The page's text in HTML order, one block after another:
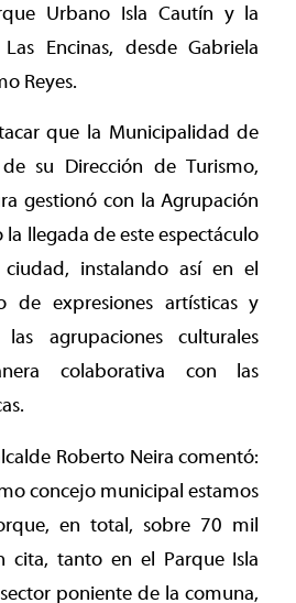
Urbano Isla Cautín y la
Encinas, desde Gabriela
Reyes.
que la Municipalidad de
su Dirección de Turismo,
gestionó con la Agrupación
la llegada de este espectáculo
instalando así en el
expresiones artísticas y
agrupaciones culturales
colaborativa con las
Roberto Neira comentó:
concejo municipal estamos
en total, sobre 70 mil
cita, tanto en el Parque Isla
poniente de la comuna,